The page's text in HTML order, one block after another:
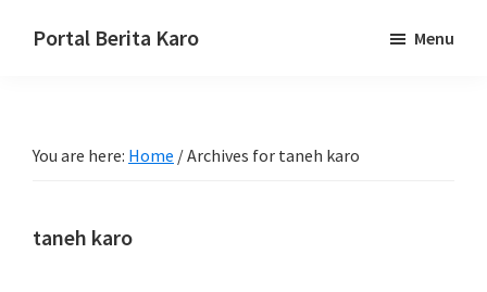
Portal Berita Karo
Karo,
Karo.
Menu
You are here: Home /Archives for taneh karo
taneh karo